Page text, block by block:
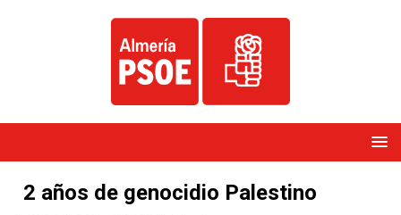
2 años de genocidio Palestino